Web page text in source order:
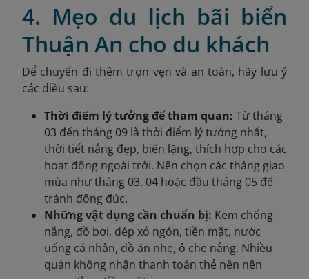
4. Mẹo du lịch bãi biển
Thuận An cho du khách
Để chuyến đi thêm trọn vẹn và an toàn, hãy lưu ý
các điều sau:
Thời điểm lý tưởng để tham quan: Từ tháng
03 đến tháng 09 là thời điểm lý tưởng nhất,
thời tiết nắng đẹp, biển lặng, thích hợp cho các
hoạt động ngoài trời. Nên chọn các tháng giao
mùa như tháng 03, 04 hoặc đầu tháng 05 để
tránh đông đúc.
Những vật dụng cần chuẩn bị: Kem chống
nắng, đồ bơi, dép xỏ ngón, tiền mặt, nước
uống cá nhân, đồ ăn nhẹ, ô che nắng. Nhiều
quán không nhận thanh toán thẻ nên nên